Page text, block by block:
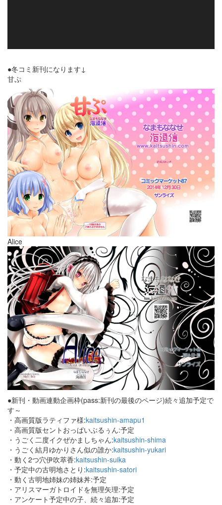
●冬コミ新刊になります↓
甘ぷ
Alice
●新刊・動画連動企画枠(pass:新刊の最後のページ)続々追加予定で
す～
・高画質版ラティファ様:kaitsushin-amapu1
・高画質版セントおっぱいぶるぅん:予定
・うごく二度イクぜかましちゃん:kaitsushin-shima
・うごく結月ゆかりさん似の誰か:kaitsushin-yukari
・動く2つ穴伊吹萃香:kaitsushin-suika
・予定中の古明地さとり:kaitsushin-satori
・動く古明地姉妹の姉妹丼:予定
・アリスマーガトロイドを無理矢理:予定
・アンケート予定中の子、続々追加:予定